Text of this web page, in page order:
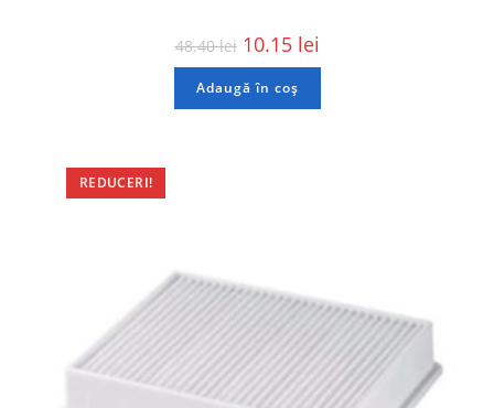
48.40lei 10.15 lei
Adaugă în coș
REDUCERI!